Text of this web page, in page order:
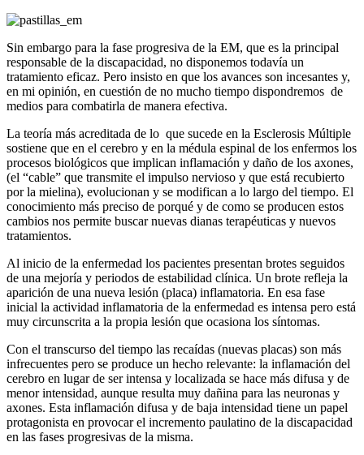
Sin embargo para la fase progresiva de la EM, que es la principal
responsable de la discapacidad, no disponemos todavía un
tratamiento eficaz. Pero insisto en que los avances son incesantes y,
en mi opinión, en cuestión de no mucho tiempo dispondremos de
medios para combatirla de manera efectiva.
La teoría más acreditada de lo que sucede en la Esclerosis Múltiple
sostiene que en el cerebro y en la médula espinal de los enfermos los
procesos biológicos que implican inflamación y daño de los axones,
(el “cable” que transmite el impulso nervioso y que está recubierto
por la mielina), evolucionan y se modifican a lo largo del tiempo. El
conocimiento más preciso de porqué y de como se producen estos
cambios nos permite buscar nuevas dianas terapéuticas y nuevos
tratamientos.
Al inicio de la enfermedad los pacientes presentan brotes seguidos
de una mejoría y periodos de estabilidad clínica. Un brote refleja la
aparición de una nueva lesión (placa) inflamatoria. En esa fase
inicial la actividad inflamatoria de la enfermedad es intensa pero está
muy circunscrita a la propia lesión que ocasiona los síntomas.
Con el transcurso del tiempo las recaídas (nuevas placas) son más
infrecuentes pero se produce un hecho relevante: la inflamación del
cerebro en lugar de ser intensa y localizada se hace más difusa y de
menor intensidad, aunque resulta muy dañina para las neuronas y
axones. Esta inflamación difusa y de baja intensidad tiene un papel
protagonista en provocar el incremento paulatino de la discapacidad
en las fases progresivas de la misma.